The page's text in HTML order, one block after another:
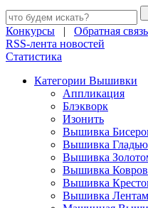
Конкурсы | Обратная связь
RSS-лента новостей
Статистика
Категории Вышивки
Аппликация
Блэкворк
Изонить
Вышивка
Вышивка Гладью
Вышивка
Вышивка
Вышивка
Вышивка